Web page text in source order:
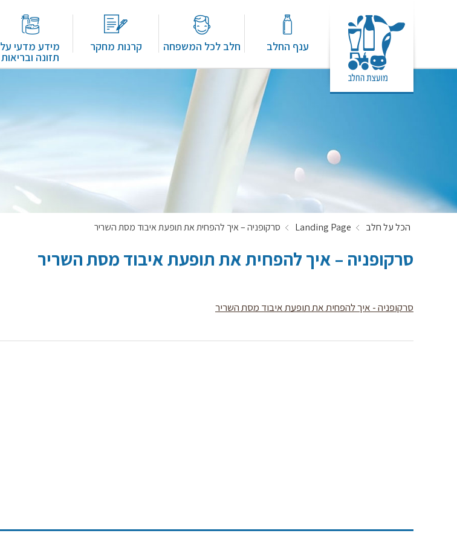
ענף החלב חלב לכל המשפחה קרנות מחקר מידע מדעי על
תזונה ובריאות
הכל על חלב Landing Page סרקופניה – איך להפחית את תופעת איבוד מסת השריר
סרקופניה – איך להפחית את תופעת איבוד מסת השריר
סרקופניה - איך להפחית את תופעת איבוד מסת השריר